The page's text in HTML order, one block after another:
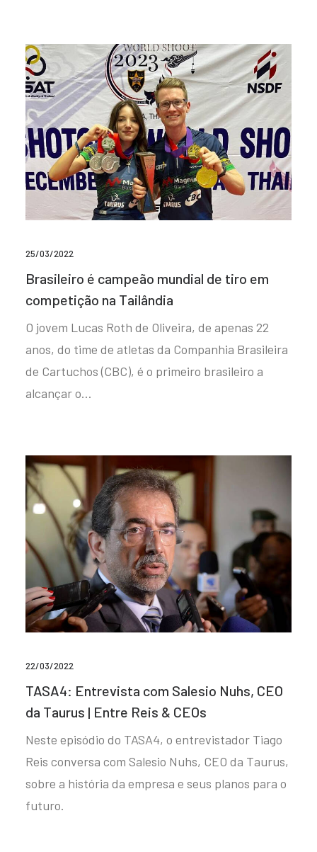
25/03/2022
Brasileiro é campeão mundial de tiro em
competição na Tailândia
O jovem Lucas Roth de Oliveira, de apenas 22
anos, do time de atletas da Companhia Brasileira
de Cartuchos (CBC), é o primeiro brasileiro a
alcançar o…
22/03/2022
TASA4: Entrevista com Salesio Nuhs, CEO
da Taurus | Entre Reis & CEOs
Neste episódio do TASA4, o entrevistador Tiago
Reis conversa com Salesio Nuhs, CEO da Taurus,
sobre a história da empresa e seus planos para o
futuro.